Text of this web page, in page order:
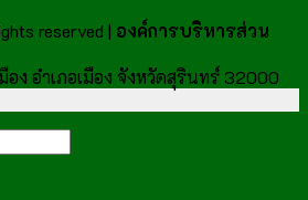
reserved | องค์การบริหารส่วน
ง อำเภอเมือง จังหวัดสุรินทร์ 32000